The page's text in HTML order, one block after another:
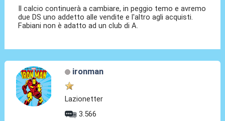
Il calcio continuerà a cambiare, in peggio temo e avremo
due DS uno addetto alle vendite e l'altro agli acquisti.
Fabiani non è adatto ad un club di A.
ironman
Lazionetter
3.566